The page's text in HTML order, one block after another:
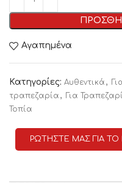
Αγαπημένα
Κατηγορίες: Αυθεντικά ,
τραπεζαρία , Για
Τοπία
ΡΩΤΗΣΤΕ ΜΑΣ ΓΙΑ ΤΟ